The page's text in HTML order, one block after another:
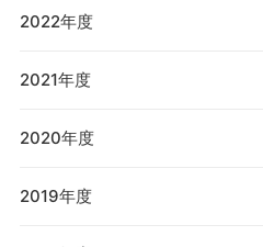
2022年度
2021年度
2020年度
2019年度